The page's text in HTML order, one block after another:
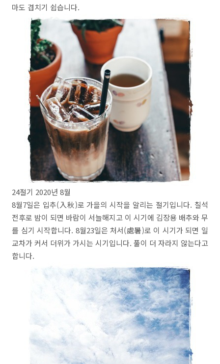
마도 겹치기 쉽습니다.
24절기 2020년 8월
8월7일은 입추(入秋)로 가을의 시작을 알리는 절기입니다. 칠석
전후로 밤이 되면 바람이 서늘해지고 이 시기에 김장용 배추와 무
를 심기 시작합니다. 8월23일은 처서(處暑)로 이 시기가 되면 일
교차가 커서 더위가 가시는 시기입니다. 풀이 더 자라지 않는다고
합니다.